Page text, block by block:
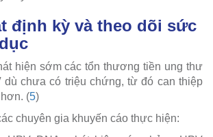
định kỳ và theo dõi sức
hiện sớm các tổn thương tiền ung thư
dù chưa có triệu chứng, từ đó can thiệp
(5)
chuyên gia khuyến cáo thực hiện: